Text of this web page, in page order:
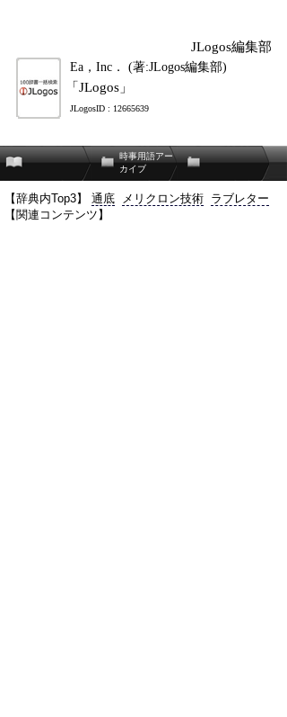
JLogos編集部
Ea，Inc． (著:JLogos編集部)
「JLogos」
JLogosID : 12665639
時事用語アー
カイブ
【辞典内Top3】 通底 メリクロン技術 ラブレター
【関連コンテンツ】